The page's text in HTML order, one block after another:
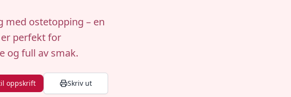
ostetopping – en
perfekt for
og full av smak.
oppskrift Skriv ut